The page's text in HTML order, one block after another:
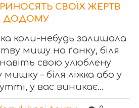
СВОЇХ ЖЕРТВ
ДОДОМУ
коли-небудь залишала
мишу на ґанку, біля
свою улюблену
мишку – біля ліжка або у
у вас виникає...